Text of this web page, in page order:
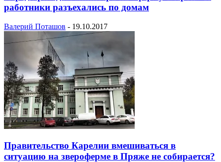
работники разъехались по домам
Валерий Поташов - 19.10.2017
Правительство Карелии вмешиваться в
ситуацию на звероферме в Пряже не собирается?